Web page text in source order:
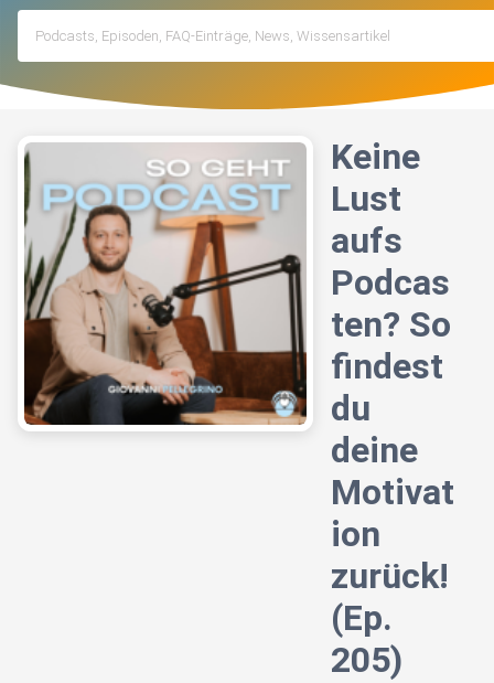
Keine
Lust
aufs
Podcas
ten? So
findest
du
deine
Motivat
ion
zurück!
(Ep.
205)